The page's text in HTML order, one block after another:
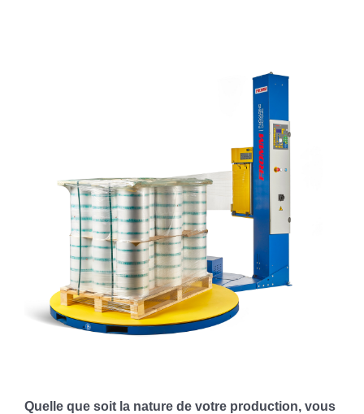
Quelle que soit la nature de votre production, vous